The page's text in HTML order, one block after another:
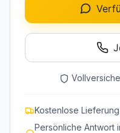
Kostenlose
Persönliche Antwort